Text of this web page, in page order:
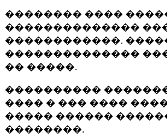
�������� ����
��������������
������������.
��������������
�� �����.
����������
���� � ��� ����
����� ������
��������.